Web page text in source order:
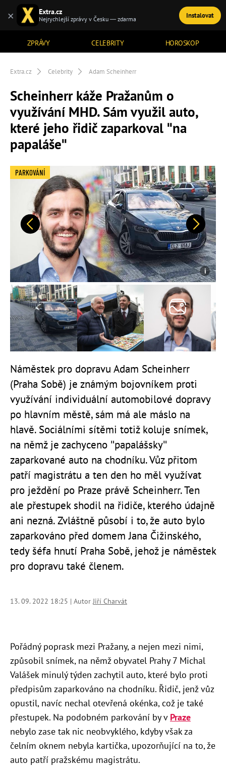
ZPRÁVY CELEBRITY HOROSKOP
TÉMATA
Extra.cz Celebrity Adam Scheinherr
Scheinherr káže Pražanům o
využívání MHD. Sám využil auto,
které jeho řidič zaparkoval "na
papaláše"
Předchozí Další
PARKOVÁNÍ
Náměstek pro dopravu Adam Scheinherr
(Praha Sobě) je známým bojovníkem proti
využívání individuální automobilové dopravy
po hlavním městě, sám má ale máslo na
hlavě. Sociálními sítěmi totiž koluje snímek,
na němž je zachyceno "papalášsky"
zaparkované auto na chodníku. Vůz přitom
patří magistrátu a ten den ho měl využívat
pro ježdění po Praze právě Scheinherr. Ten
ale přestupek shodil na řidiče, kterého údajně
ani nezná. Zvláštně působí i to, že auto bylo
zaparkováno před domem Jana Čižinského,
tedy šéfa hnutí Praha Sobě, jehož je náměstek
pro dopravu také členem.
13. 09. 2022 18:25 | AutorJiří Charvát
Pořádný poprask mezi Pražany, a nejen mezi nimi,
způsobil snímek, na němž obyvatel Prahy 7 Michal
Valášek minulý týden zachytil auto, které bylo proti
předpisům zaparkováno na chodníku. Řidič, jenž vůz
opustil, navíc nechal otevřená okénka, což je také
přestupek. Na podobném parkování by v Praze
nebylo zase tak nic neobvyklého, kdyby však za
čelním oknem nebyla kartička, upozorňující na to, že
auto patří pražskému magistrátu.
× Extra.cz
Nejrychlejší zprávy v Česku — zdarma Instalovat